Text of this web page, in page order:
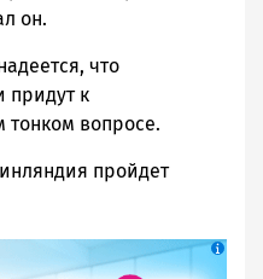
он.
что
придут к
вопросе.
пройдет